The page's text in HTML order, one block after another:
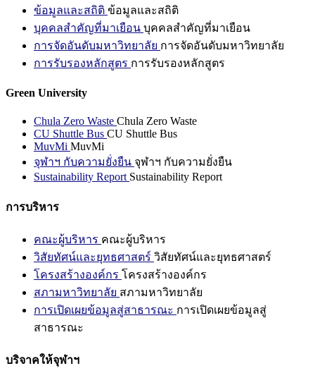
ข้อมูลและสถิติ ข้อมูลและสถิติ
บุคคลสำคัญที่มาเยือน บุคคลสำคัญที่มาเยือน
การจัดอันดับมหาวิทยาลัย การจัดอันดับมหาวิทยาลัย
การรับรองหลักสูตร การรับรองหลักสูตร
Green University
Chula Zero Waste Chula Zero Waste
CU Shuttle Bus CU Shuttle Bus
MuvMi MuvMi
จุฬาฯ กับความยั่งยืน จุฬาฯ กับความยั่งยืน
Sustainability Report Sustainability Report
การบริหาร
คณะผู้บริหาร คณะผู้บริหาร
วิสัยทัศน์และยุทธศาสตร์ วิสัยทัศน์และยุทธศาสตร์
โครงสร้างองค์กร โครงสร้างองค์กร
สภามหาวิทยาลัย สภามหาวิทยาลัย
การเปิดเผยข้อมูลสู่สาธารณะ การเปิดเผยข้อมูลสู่
สาธารณะ
บริจาคให้จุฬาฯ